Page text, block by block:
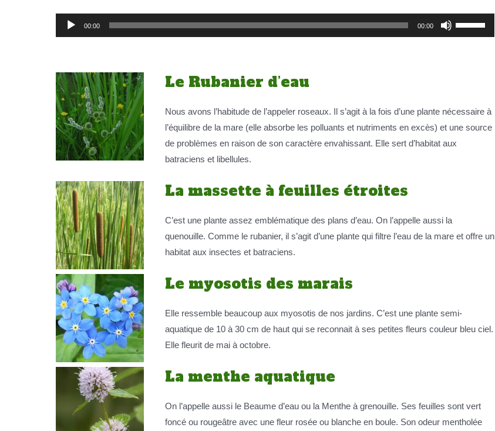
Lecteur
audio
00:00 00:00
Utilisez
les
ou
diminuer
le
Le Rubanier d’eau
Nous avons l’habitude de l’appeler roseaux. Il s’agit à la fois d’une plante nécessaire à
l’équilibre de la mare (elle absorbe les polluants et nutriments en excès) et une source
de problèmes en raison de son caractère envahissant. Elle sert d’habitat aux
batraciens et libellules.
La massette à feuilles étroites
C’est une plante assez emblématique des plans d’eau. On l’appelle aussi la
quenouille. Comme le rubanier, il s’agit d’une plante qui filtre l’eau de la mare et offre un
habitat aux insectes et batraciens.
Le myosotis des marais
Elle ressemble beaucoup aux myosotis de nos jardins. C’est une plante semi-
aquatique de 10 à 30 cm de haut qui se reconnait à ses petites fleurs couleur bleu ciel.
Elle fleurit de mai à octobre.
La menthe aquatique
On l’appelle aussi le Beaume d’eau ou la Menthe à grenouille. Ses feuilles sont vert
foncé ou rougeâtre avec une fleur rosée ou blanche en boule. Son odeur mentholée